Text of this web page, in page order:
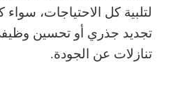
لتلبية كل الاحتياجات،
تجديد جذري أو تحسين
تنازلات عن الجودة.